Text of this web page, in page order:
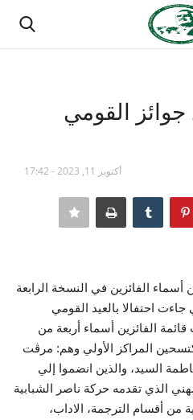
القومي
أكتوبر 11, 2023 - 17:42
الفائزين في النسخة الرابعة
احتفالا بالعيد القومي
الفائزين أسماء أربعة من
المراكز الأولي وهم: مرڤت
السيد، والذين انضموا إلي
الذي تقدمه حركة ناصر الشبابية
من أقسام الترجمة، الاداب،